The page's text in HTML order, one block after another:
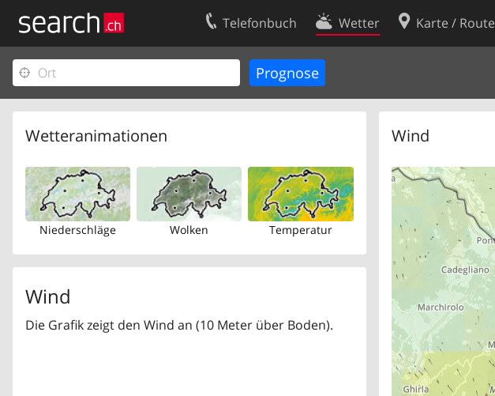
Telefonbuch Wetter Karte / Route
Wetteranimationen
Niederschläge Wolken Temperatur
Wind
Die Grafik zeigt den Wind an (10 Meter über Boden).
Wind
Ihr Eintrag
Kundencenter Geschäftskunden
Kontakt
Nutzungsbedingungen